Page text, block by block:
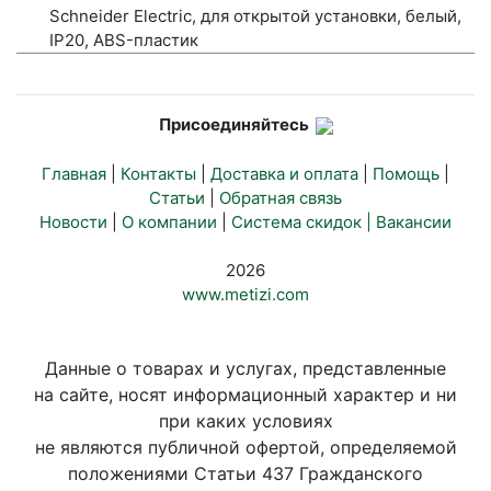
Schneider Electric, для открытой установки, белый,
IP20, ABS-пластик
Присоединяйтесь
Главная Контакты Доставка и оплата Помощь
Статьи
Обратная связь
Новости
О компании Система скидок | Вакансии
2026
www.metizi.com
Данные о товарах и услугах, представленные
на сайте, носят информационный характер и ни
при каких условиях
не являются публичной офертой, определяемой
положениями Статьи 437 Гражданского